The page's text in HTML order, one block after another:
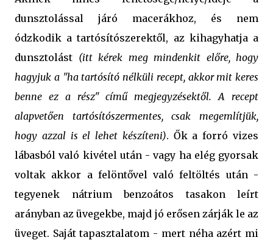
dunsztolással járó macerákhoz, és nem
ódzkodik a tartósítószerektől, az kihagyhatja a
dunsztolást (itt kérek meg mindenkit előre, hogy
hagyjuk a "ha tartósító nélküli recept, akkor mit keres
benne ez a rész" című megjegyzésektől. A recept
alapvetően tartósítószermentes, csak megemlítjük,
hogy azzal is el lehet készíteni). Ők a forró vizes
lábasból való kivétel után - vagy ha elég gyorsak
voltak akkor a felöntővel való feltöltés után -
tegyenek nátrium benzoátos tasakon leírt
arányban az üvegekbe, majd jó erősen zárják le az
üveget. Saját tapasztalatom - mert néha azért mi